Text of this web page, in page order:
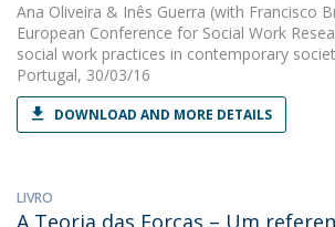
Ana Oliveira & Inês Guerra (with Francisco
European Conference for Social Work
social work practices in contemporary
Portugal, 30/03/16
DOWNLOAD AND MORE DETAILS
LIVRO
A Teoria das Forças – Um